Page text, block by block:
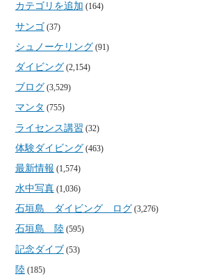
カテゴリを追加 (164)
サンゴ(37)
シュノーケリング(91)
ダイビング (2,154)
ブログ (3,529)
マンタ (755)
ライセンス講習 (32)
体験ダイビング(463)
最新情報 (1,574)
水中写真(1,036)
石垣島 ダイビング ログ (3,276)
石垣島 陸(595)
記念ダイブ (53)
陸(185)